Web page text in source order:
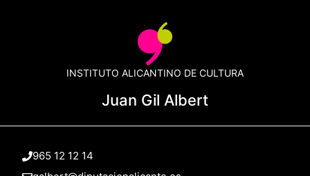
INSTITUTO ALICANTINO DE CULTURA
Juan Gil Albert
965 12 12 14